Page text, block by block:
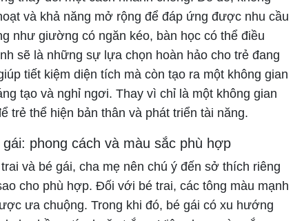
và khả năng mở rộng để đáp ứng được nhu cầu
như giường có ngăn kéo, bàn học có thể điều
sẽ là những sự lựa chọn hoàn hảo cho trẻ đang
tiết kiệm diện tích mà còn tạo ra một không gian
tạo và nghỉ ngơi. Thay vì chỉ là một không gian
trẻ thể hiện bản thân và phát triển tài năng.
phong cách và màu sắc phù hợp
và bé gái, cha mẹ nên chú ý đến sở thích riêng
cho phù hợp. Đối với bé trai, các tông màu mạnh
ưa chuộng. Trong khi đó, bé gái có xu hướng